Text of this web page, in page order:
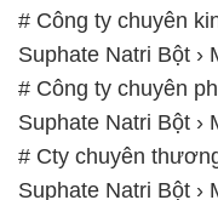
# Công ty chuyên
Suphate Natri Bột ›
# Công ty chuyên
Suphate Natri Bột ›
# Cty chuyên
Suphate Natri Bột ›